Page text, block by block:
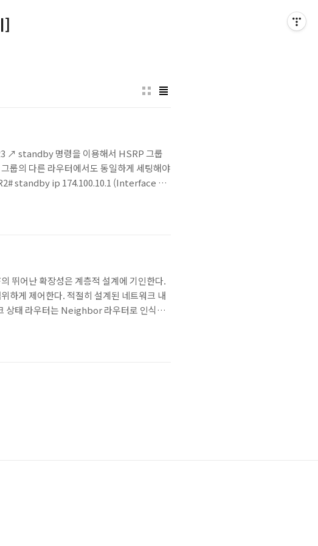
]
명령을 이용해서 HSRP 그룹
룹의 다른 라우터에서도 동일하게 세팅해야
standby ip 174.100.10.1 (Interface 모
어난 확장성은 계층적 설계에 기인한다.
하게 제어한다. 적절히 설계된 네트워크 내
상태 라우터는 Neighbor 라우터로 인식하